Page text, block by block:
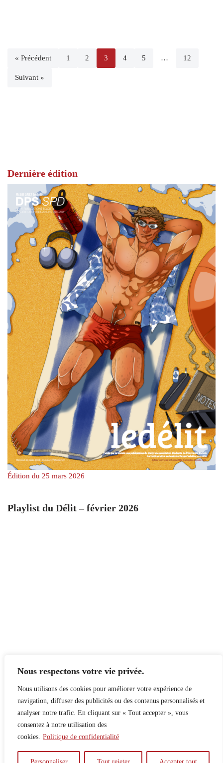
Nous respectons votre vie privée.
Nous utilisons des cookies pour améliorer votre expérience de
navigation, diffuser des publicités ou des contenus personnalisés et
analyser notre trafic. En cliquant sur « Tout accepter », vous
consentez à notre utilisation des
cookies. Politique de confidentialité
« Précédent 1 2 3 4 5 … 12
Suivant »
Dernière édition
Édition du 25 mars 2026
Playlist du Délit – février 2026